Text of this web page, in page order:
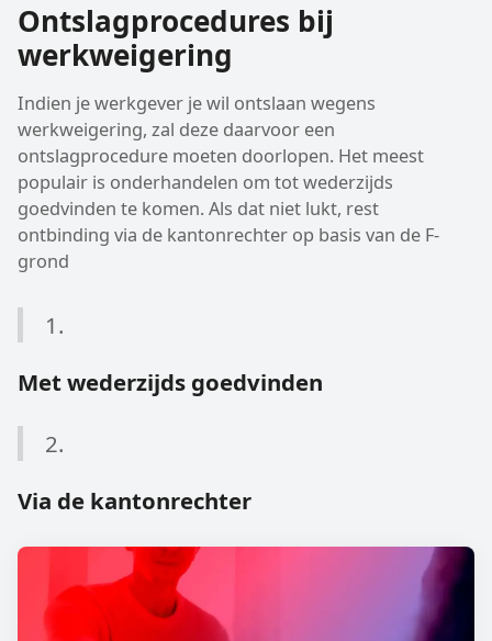
Ontslagprocedures bij
werkweigering
Indien je werkgever je wil ontslaan wegens
werkweigering, zal deze daarvoor een
ontslagprocedure moeten doorlopen. Het meest
populair is onderhandelen om tot wederzijds
goedvinden te komen. Als dat niet lukt, rest
ontbinding via de kantonrechter op basis van de F-
grond
1.
Met wederzijds goedvinden
2.
Via de kantonrechter